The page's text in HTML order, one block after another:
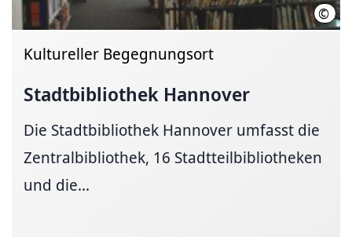
©
Kultureller Begegnungsort
Stadtbibliothek Hannover
Die Stadtbibliothek Hannover umfasst die
Zentralbibliothek, 16 Stadtteilbibliotheken
und die...